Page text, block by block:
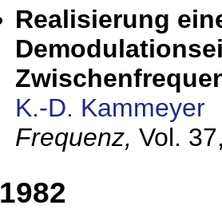
Realisierung
K.-D. Kammeyer
Frequenz, Vol.
1982